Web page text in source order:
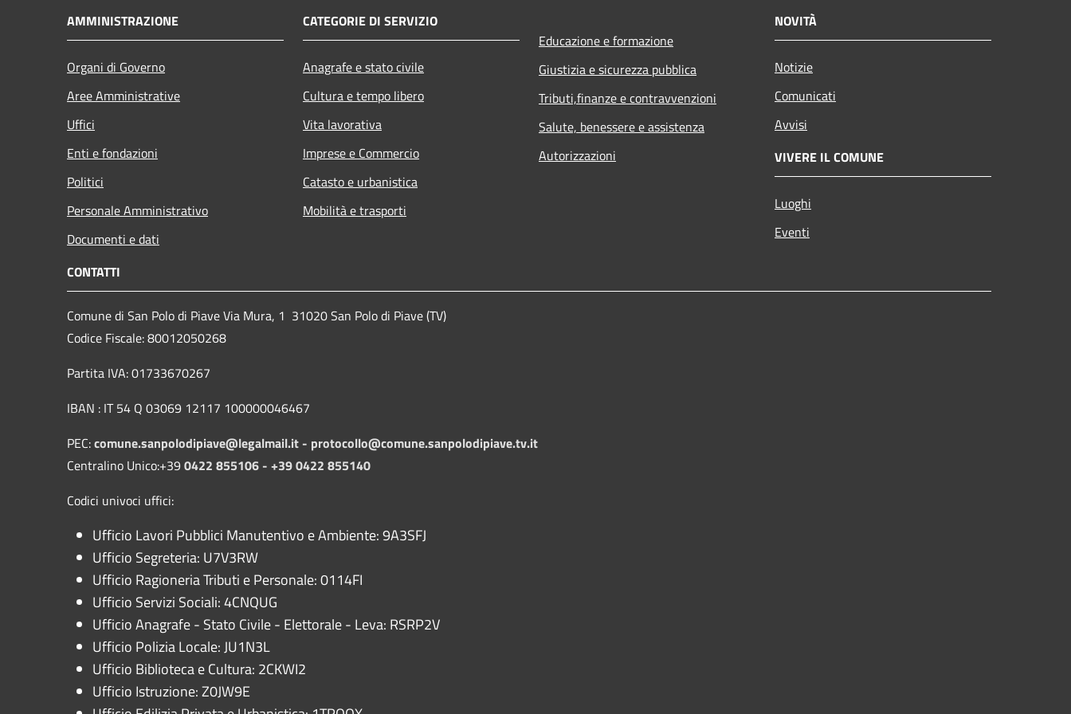
AMMINISTRAZIONE
Organi di Governo
Aree Amministrative
Uffici
Enti e fondazioni
Politici
Personale Amministrativo
Documenti e dati
CATEGORIE DI SERVIZIO
Anagrafe e stato civile
Cultura e tempo libero
Vita lavorativa
Imprese e Commercio
Catasto e urbanistica
Mobilità e trasporti
Educazione e formazione
Giustizia e sicurezza pubblica
Tributi,finanze e contravvenzioni
Salute, benessere e assistenza
Autorizzazioni
NOVITÀ
Notizie
Comunicati
Avvisi
VIVERE IL COMUNE
Luoghi
Eventi
CONTATTI
Comune di San Polo di Piave Via Mura, 1 31020 San Polo di Piave (TV)
Codice Fiscale: 80012050268
Partita IVA: 01733670267
IBAN : IT 54 Q 03069 12117 100000046467
PEC:comune.sanpolodipiave@legalmail.it - protocollo@comune.sanpolodipiave.tv.it
Centralino Unico:+39 0422 855106 - +39 0422 855140
Codici univoci uffici:
Ufficio Lavori Pubblici Manutentivo e Ambiente: 9A3SFJ
Ufficio Segreteria: U7V3RW
Ufficio Ragioneria Tributi e Personale: 0114FI
Ufficio Servizi Sociali: 4CNQUG
Ufficio Anagrafe - Stato Civile - Elettorale - Leva: RSRP2V
Ufficio Polizia Locale: JU1N3L
Ufficio Biblioteca e Cultura: 2CKWI2
Ufficio Istruzione: Z0JW9E